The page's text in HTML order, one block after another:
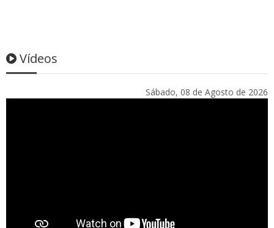
Vídeos
Sábado, 08 de Agosto de 2026